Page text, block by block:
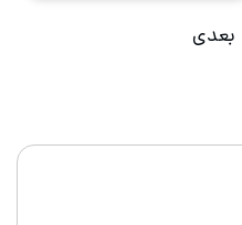
بعدی